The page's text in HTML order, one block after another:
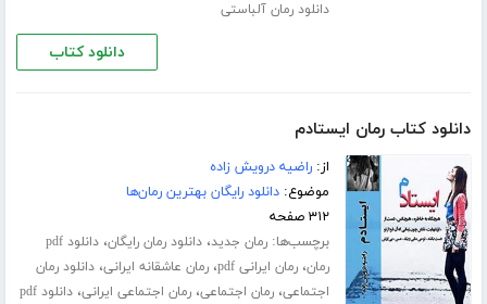
دانلود رمان آلباستی
دانلود کتاب
دانلود کتاب رمان ایستادم
از:راضیه درویش زاده
موضوع:دانلود رایگان بهترین رمان‌ها
۳۱۲ صفحه
برچسب‌ها:رمان جدید،دانلود رمان رایگان،
دانلود pdf
رمان،رمان ایرانی pdf ،رمان عاشقانه ایرانی،دانلود رمان
اجتماعی،رمان اجتماعی،رمان اجتماعی ایرانی،
دانلود pdf